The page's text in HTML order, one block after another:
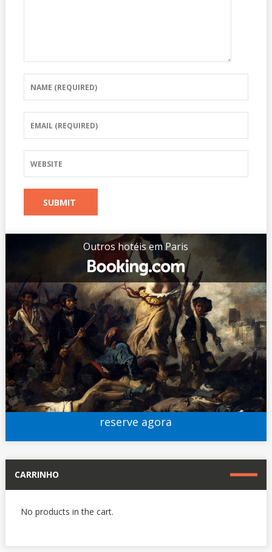
Outros hotéis em Paris
reserve agora
CARRINHO
No products in the cart.